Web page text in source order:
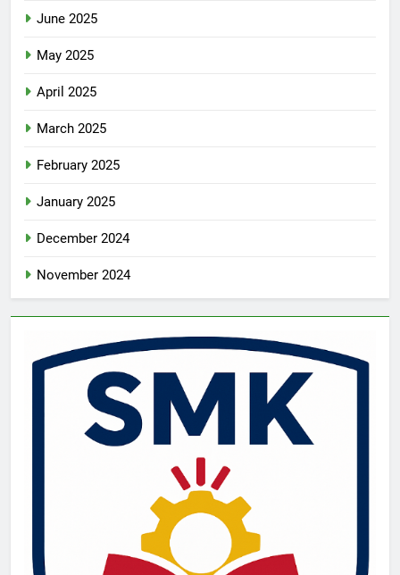
June 2025
May 2025
April 2025
March 2025
February 2025
January 2025
December 2024
November 2024